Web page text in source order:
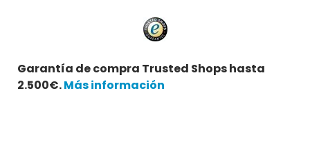
Garantía de compra Trusted Shops hasta
2.500€.Más información